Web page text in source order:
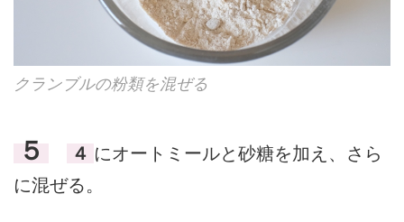
クランブルの粉類を混ぜる
５ ４ にオートミールと砂糖を加え、さら
に混ぜる。